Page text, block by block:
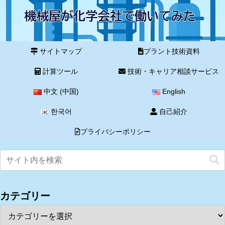
サイトマップ プラント技術資料
計算ツール 技術・キャリア相談サービス
中文 (中国) English
한국어 自己紹介
プライバシーポリシー
カテゴリー